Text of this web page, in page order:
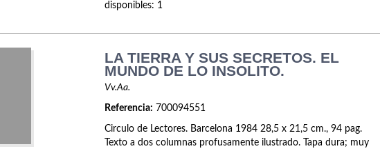
disponibles: 1
LA TIERRA Y SUS SECRETOS. EL
MUNDO DE LO INSOLITO.
Vv.Aa.
Referencia: 700094551
Circulo de Lectores. Barcelona 1984 28,5 x 21,5 cm., 94 pag.
Texto a dos columnas profusamente ilustrado. Tapa dura; muy